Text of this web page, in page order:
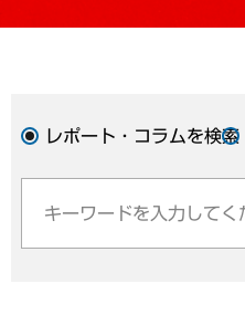
レポート・コラムを検索